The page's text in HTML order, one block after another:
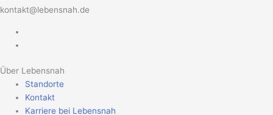
kontakt@lebensnah.de
Über Lebensnah
Standorte
Kontakt
Karriere bei Lebensnah